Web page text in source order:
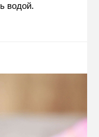
водой.